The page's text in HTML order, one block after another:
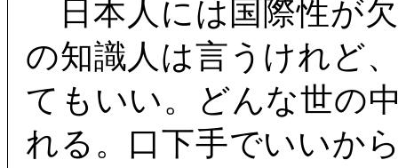
日本人には国際性が
の知識人は言うけれど
てもいい。どんな世の
れる。口下手でいいか